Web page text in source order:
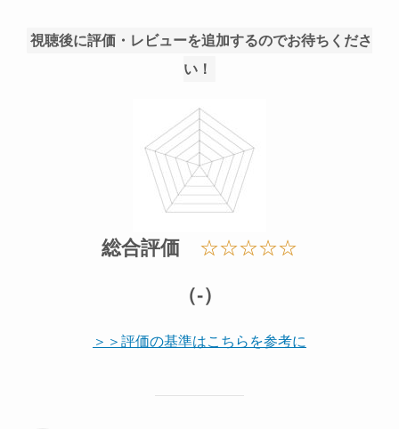
視聴後に評価・レビューを追加するのでお待ちくださ
い！
総合評価 ☆☆☆☆☆
（-）
＞＞評価の基準はこちらを参考に